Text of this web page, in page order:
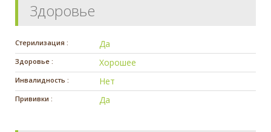
Здоровье
Стерилизация : Да
Здоровье : Хорошее
Инвалидность : Нет
Прививки : Да